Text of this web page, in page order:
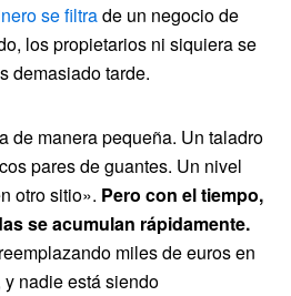
se filtrade un negocio de
los propietarios ni siquiera se
demasiado tarde.
de manera pequeña. Un taladro
pares de guantes. Un nivel
otro sitio». Pero con el tiempo,
se acumulan rápidamente.
miles de euros en
nadie está siendo